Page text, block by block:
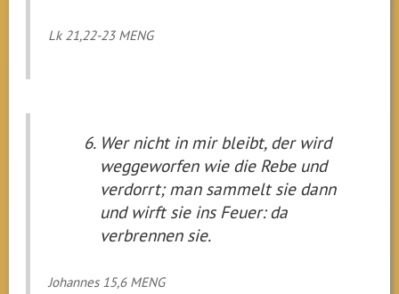
Lk 21,22-23 MENG
Wer nicht in mir bleibt, der wird
weggeworfen wie die Rebe und
verdorrt; man sammelt sie dann
und wirft sie ins Feuer: da
verbrennen sie.
Johannes 15,6 MENG